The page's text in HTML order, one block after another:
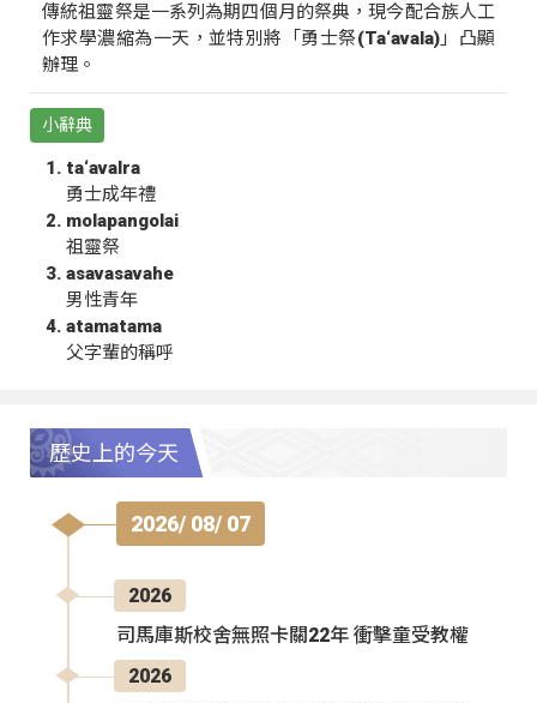
傳統祖靈祭是一系列為期四個月的祭典，現今配合族人工
作求學濃縮為一天，並特別將「勇士祭(Ta‘avala)」凸顯
辦理。
小辭典
ta‘avalra
勇士成年禮
molapangolai
祖靈祭
asavasavahe
男性青年
atamatama
父字輩的稱呼
歷史上的今天
2026/ 08/ 07
2026
司馬庫斯校舍無照卡關22年 衝擊童受教權
2026